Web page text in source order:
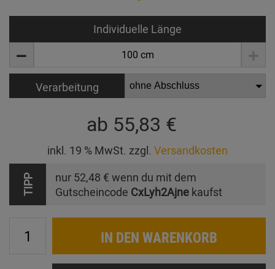
Individuelle Länge
Verarbeitung
ab 55,83 €
inkl. 19 % MwSt. zzgl. Versandkosten
TIPP nur 52,48 € wenn du mit dem
Gutscheincode CxLyh2Ajne kaufst
IN DEN WARENKORB